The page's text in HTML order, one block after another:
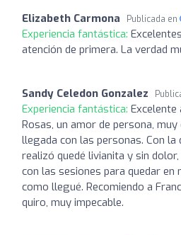
Elizabeth Carmona Publicada en
Experiencia fantástica:
atención de primera. La verdad
Sandy Celedon Gonzalez
Experiencia fantástica: Excelente
Rosas, un amor de persona,
llegada con las personas. Con la
realizó quedé livianita y sin
con las sesiones para quedar en
como llegué. Recomiendo a
quiro, muy impecable.